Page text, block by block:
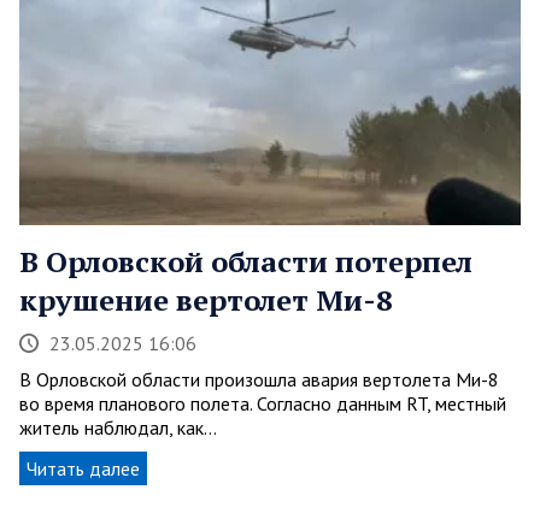
В Орловской области потерпел
крушение вертолет Ми-8
23.05.2025 16:06
В Орловской области произошла авария вертолета Ми-8
во время планового полета. Согласно данным RT, местный
житель наблюдал, как…
Читать далее